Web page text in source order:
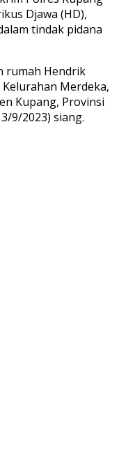
Djawa (HD),
tindak pidana
rumah Hendrik
Kelurahan Merdeka,
Kupang, Provinsi
9/2023) siang.